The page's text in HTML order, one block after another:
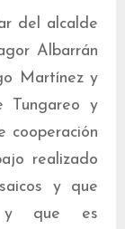
del alcalde
Albarrán
Martínez y
Tungareo y
cooperación
realizado
y que
y que es